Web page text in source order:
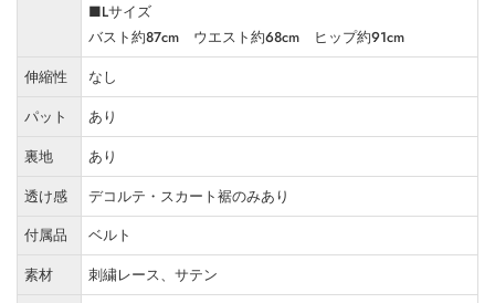
■Lサイズ
バスト約87cm ウエスト約68cm ヒップ約91cm
伸縮性
なし
パット
あり
裏地
あり
透け感
デコルテ・スカート裾のみあり
付属品
ベルト
素材
刺繍レース、サテン